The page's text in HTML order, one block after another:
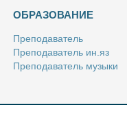
ОБРАЗОВАНИЕ
Пре­по­да­ва­тель
Пре­по­да­ва­тель ин.яз
Пре­по­да­ва­тель му­зы­ки